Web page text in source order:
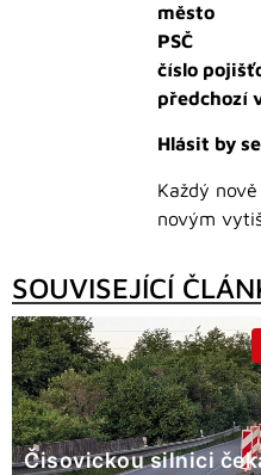
město
PSČ
číslo
předchozí
Hlásit by
Každý
novým
SOUVISEJÍCÍ
Čisovickou silnici